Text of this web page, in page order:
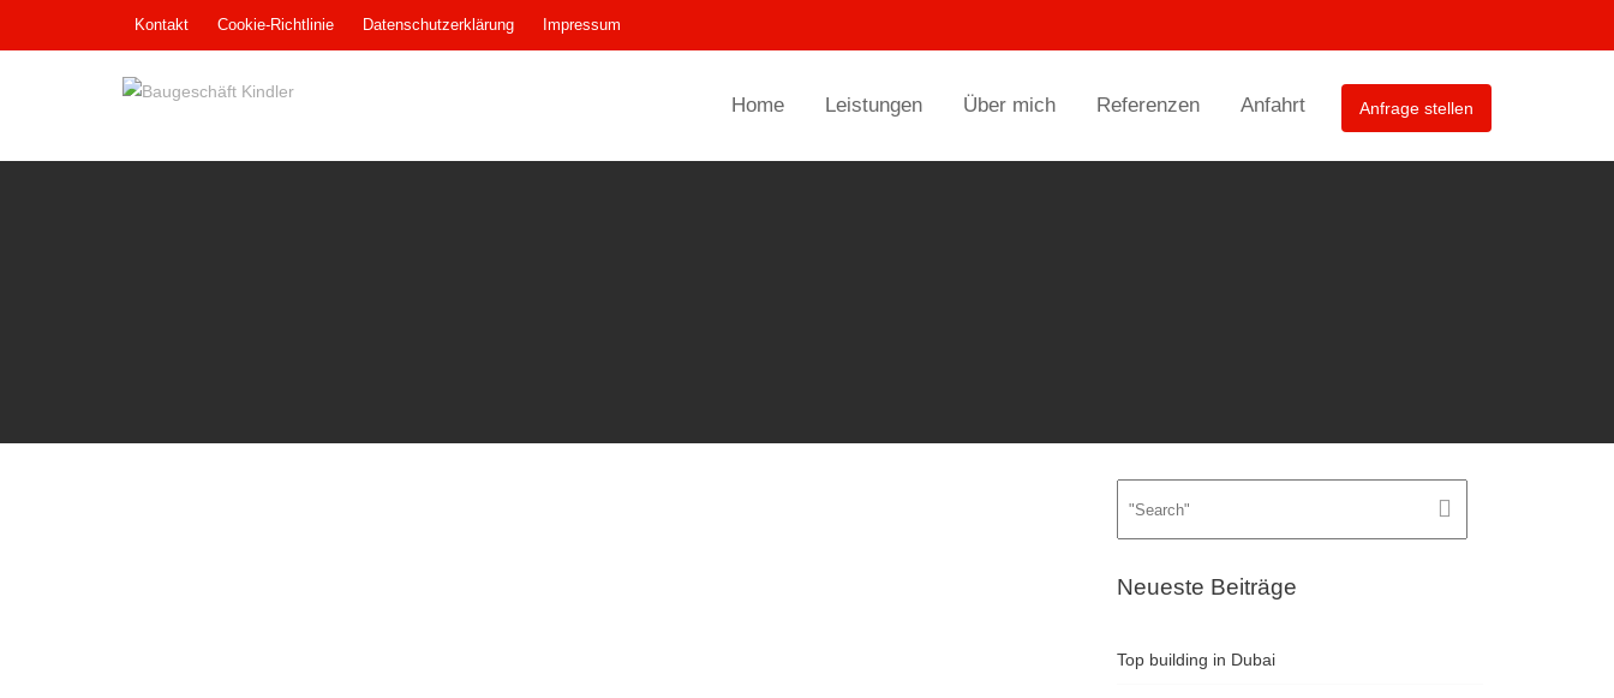
Kontakt Cookie-Richtlinie Datenschutzerklärung Impressum
Anfrage stellen
Home Leistungen Über mich Referenzen Anfahrt
Neueste Beiträge
Top building in Dubai